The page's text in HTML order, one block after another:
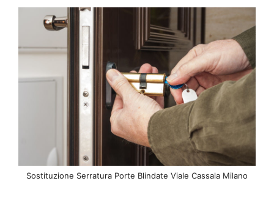
Sostituzione Serratura Porte Blindate Viale Cassala Milano